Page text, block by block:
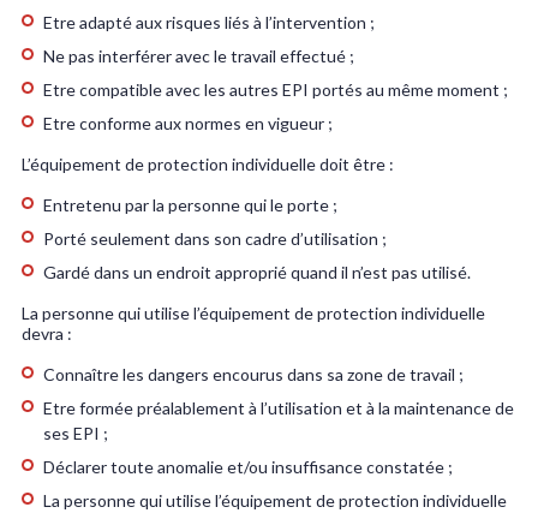
Etre adapté aux risques liés à l’intervention ;
Ne pas interférer avec le travail effectué ;
Etre compatible avec les autres EPI portés au même moment ;
Etre conforme aux normes en vigueur ;
L’équipement de protection individuelle doit être :
Entretenu par la personne qui le porte ;
Porté seulement dans son cadre d’utilisation ;
Gardé dans un endroit approprié quand il n’est pas utilisé.
La personne qui utilise l’équipement de protection individuelle
devra :
Connaître les dangers encourus dans sa zone de travail ;
Etre formée préalablement à l’utilisation et à la maintenance de
ses EPI ;
Déclarer toute anomalie et/ou insuffisance constatée ;
La personne qui utilise l’équipement de protection individuelle